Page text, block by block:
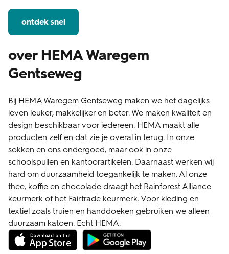
ontdek snel
over HEMA Waregem
Gentseweg
Bij HEMA Waregem Gentseweg maken we het dagelijks
leven leuker, makkelijker en beter. We maken kwaliteit en
design beschikbaar voor iedereen. HEMA maakt alle
producten zelf en dat zie je overal in terug. In onze
sokken en ons ondergoed, maar ook in onze
schoolspullen en kantoorartikelen. Daarnaast werken wij
hard om duurzaamheid toegankelijk te maken. Al onze
thee, koffie en chocolade draagt het Rainforest Alliance
keurmerk of het Fairtrade keurmerk. Voor kleding en
textiel zoals truien en handdoeken gebruiken we alleen
duurzaam katoen. Echt HEMA.